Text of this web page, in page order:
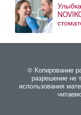
© Копирование
разрешение не
использования